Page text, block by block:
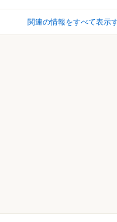
関連の情報をすべて表示